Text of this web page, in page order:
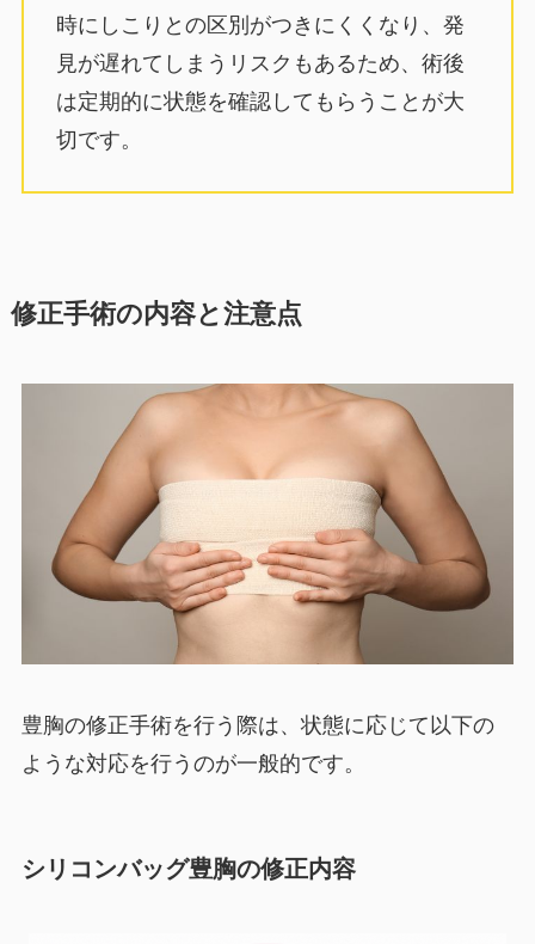
時にしこりとの区別がつきにくくなり、発
見が遅れてしまうリスクもあるため、術後
は定期的に状態を確認してもらうことが大
切です。
修正手術の内容と注意点
豊胸の修正手術を行う際は、状態に応じて以下の
ような対応を行うのが一般的です。
シリコンバッグ豊胸の修正内容